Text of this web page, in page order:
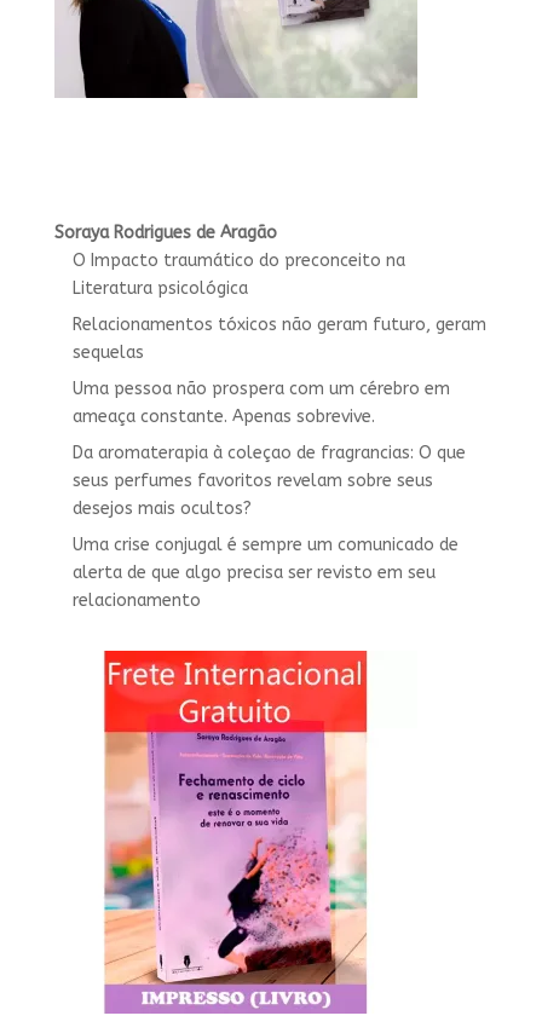
Soraya Rodrigues de Aragão
O Impacto traumático do preconceito na
Literatura psicológica
Relacionamentos tóxicos não geram futuro, geram
sequelas
Uma pessoa não prospera com um cérebro em
ameaça constante. Apenas sobrevive.
Da aromaterapia à coleçao de fragrancias: O que
seus perfumes favoritos revelam sobre seus
desejos mais ocultos?
Uma crise conjugal é sempre um comunicado de
alerta de que algo precisa ser revisto em seu
relacionamento